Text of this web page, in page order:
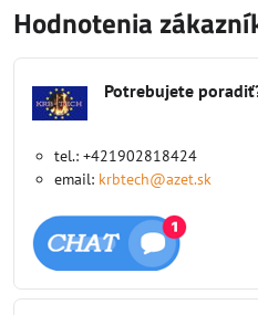
Hodnotenia
Potrebujete
tel.: +421902818424
email: krbtech@azet.sk